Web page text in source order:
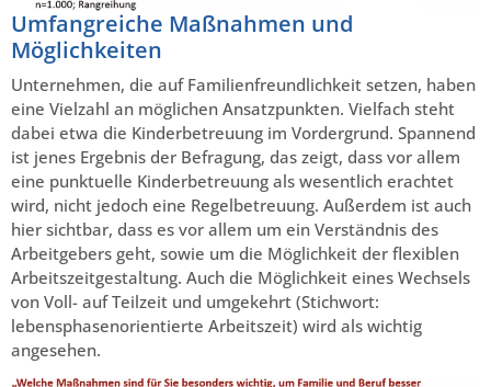
Umfangreiche Maßnahmen und
Möglichkeiten
Unternehmen, die auf Familienfreundlichkeit setzen, haben
eine Vielzahl an möglichen Ansatzpunkten. Vielfach steht
dabei etwa die Kinderbetreuung im Vordergrund. Spannend
ist jenes Ergebnis der Befragung, das zeigt, dass vor allem
eine punktuelle Kinderbetreuung als wesentlich erachtet
wird, nicht jedoch eine Regelbetreuung. Außerdem ist auch
hier sichtbar, dass es vor allem um ein Verständnis des
Arbeitgebers geht, sowie um die Möglichkeit der flexiblen
Arbeitszeitgestaltung. Auch die Möglichkeit eines Wechsels
von Voll- auf Teilzeit und umgekehrt (Stichwort:
lebensphasenorientierte Arbeitszeit) wird als wichtig
angesehen.